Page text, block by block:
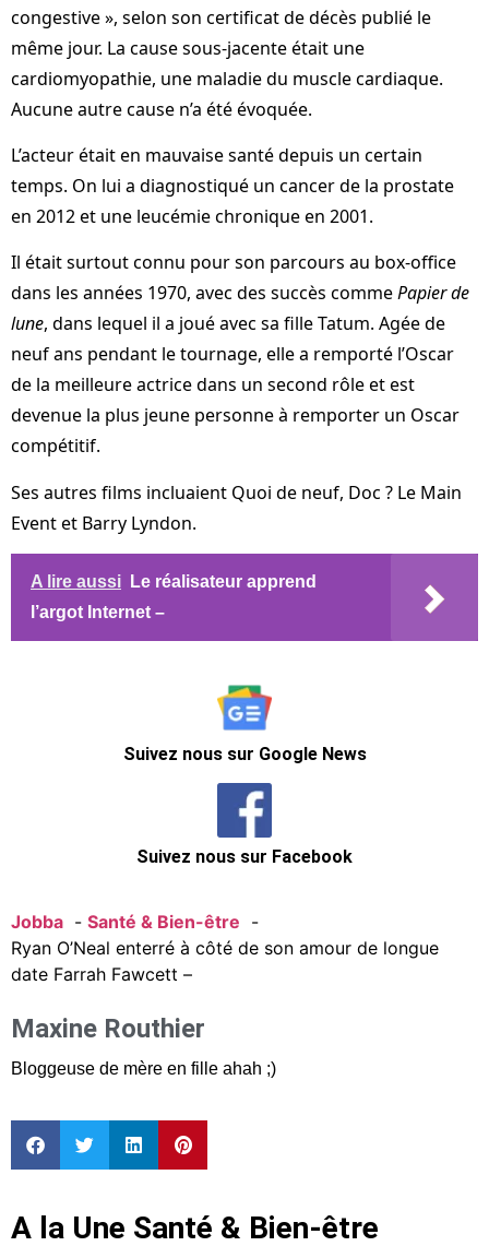
congestive », selon son certificat de décès publié le
même jour. La cause sous-jacente était une
cardiomyopathie, une maladie du muscle cardiaque.
Aucune autre cause n’a été évoquée.
L’acteur était en mauvaise santé depuis un certain
temps. On lui a diagnostiqué un cancer de la prostate
en 2012 et une leucémie chronique en 2001.
Il était surtout connu pour son parcours au box-office
dans les années 1970, avec des succès commePapier de
lune, dans lequel il a joué avec sa fille Tatum. Agée de
neuf ans pendant le tournage, elle a remporté l’Oscar
de la meilleure actrice dans un second rôle et est
devenue la plus jeune personne à remporter un Oscar
compétitif.
Ses autres films incluaient Quoi de neuf, Doc ? Le Main
Event et Barry Lyndon.
A lire aussi
Le réalisateur apprend
l’argot Internet –
Suivez nous sur Google News
Suivez nous sur Facebook
Jobba
Santé & Bien-être
Ryan O’Neal enterré à côté de son amour de longue
date Farrah Fawcett –
Maxine Routhier
Bloggeuse de mère en fille ahah ;)
A la Une Santé & Bien-être